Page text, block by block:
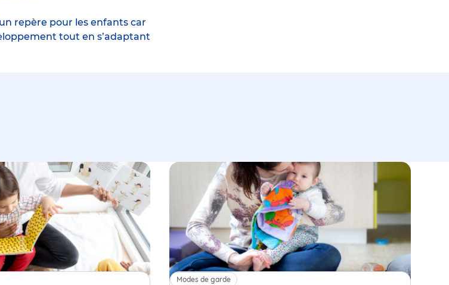
repère pour les enfants car
tout en s’adaptant
Modes de garde